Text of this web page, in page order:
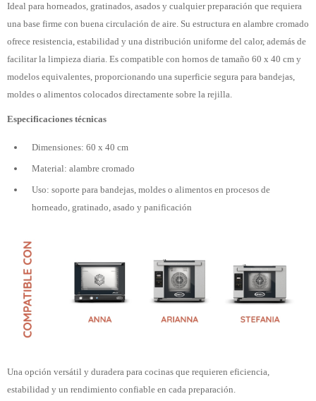
Ideal para horneados, gratinados, asados y cualquier preparación que requiera
una base firme con buena circulación de aire. Su estructura en alambre cromado
ofrece resistencia, estabilidad y una distribución uniforme del calor, además de
facilitar la limpieza diaria. Es compatible con hornos de tamaño 60 x 40 cm y
modelos equivalentes, proporcionando una superficie segura para bandejas,
moldes o alimentos colocados directamente sobre la rejilla.
Especificaciones técnicas
Dimensiones: 60 x 40 cm
Material: alambre cromado
Uso: soporte para bandejas, moldes o alimentos en procesos de
horneado, gratinado, asado y panificación
Una opción versátil y duradera para cocinas que requieren eficiencia,
estabilidad y un rendimiento confiable en cada preparación.